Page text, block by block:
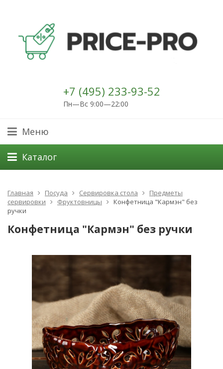
+7 (495) 233-93-52
Пн—Вс 9:00—22:00
Меню
Каталог
Главная Посуда Сервировка стола
Предметы
сервировки
Фруктовницы
Конфетница "Кармэн" без
ручки
Конфетница "Кармэн" без ручки